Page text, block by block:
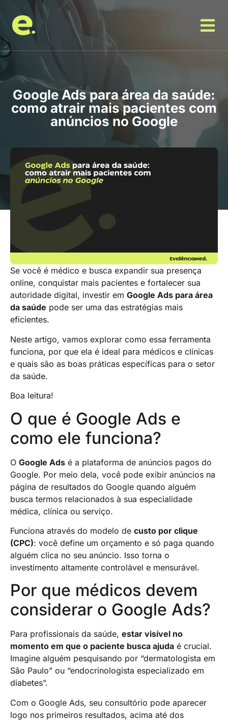
Google Ads para área da saúde:
como atrair mais pacientes com
anúncios no Google
Se você é médico e busca expandir sua presença
online, conquistar mais pacientes e fortalecer sua
autoridade digital, investir em Google Ads para área
da saúde pode ser uma das estratégias mais
eficientes.
Neste artigo, vamos explorar como essa ferramenta
funciona, por que ela é ideal para médicos e clínicas
e quais são as boas práticas específicas para o setor
da saúde.
Boa leitura!
O que é Google Ads e
como ele funciona?
O Google Ads é a plataforma de anúncios pagos do
Google. Por meio dela, você pode exibir anúncios na
página de resultados do Google quando alguém
busca termos relacionados à sua especialidade
médica, clínica ou serviço.
Funciona através do modelo de custo por clique
(CPC): você define um orçamento e só paga quando
alguém clica no seu anúncio. Isso torna o
investimento altamente controlável e mensurável.
Por que médicos devem
considerar o Google Ads?
Para profissionais da saúde, estar visível no
momento em que o paciente busca ajuda é crucial.
Imagine alguém pesquisando por “dermatologista em
São Paulo” ou “endocrinologista especializado em
diabetes”.
Com o Google Ads, seu consultório pode aparecer
logo nos primeiros resultados, acima até dos